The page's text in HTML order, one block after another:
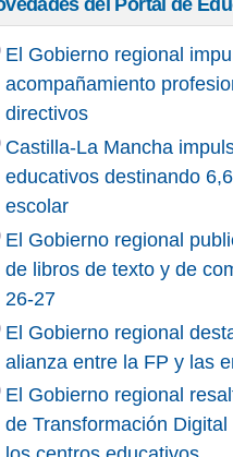
del Portal de
El Gobierno regional
acompañamiento
directivos
Castilla-La Mancha
educativos destinando
escolar
El Gobierno regional
de libros de texto y de
26-27
El Gobierno regional
alianza entre la FP y las
El Gobierno regional
de Transformación